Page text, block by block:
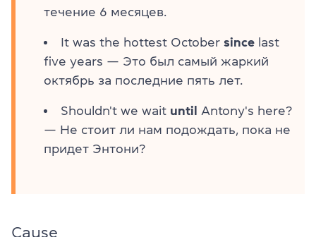
течение 6 месяцев.
It was the hottest October since last
five years — Это был самый жаркий
октябрь за последние пять лет.
Shouldn't we wait until
Antony's here?
— Не стоит ли нам подождать, пока не
придет Энтони?
Cause